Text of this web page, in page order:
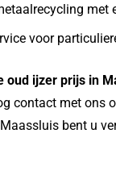
met
voor
oud ijzer prijs in
contact met ons
bent u